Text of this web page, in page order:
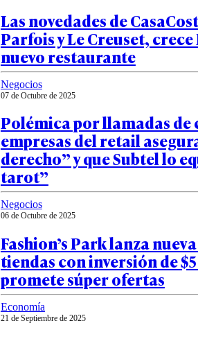
Las novedades de
Parfois y Le Creuset, crece
nuevo restaurante
Negocios
07 de Octubre de 2025
Polémica por llamadas de
empresas del retail
derecho” y que Subtel lo
tarot”
Negocios
06 de Octubre de 2025
Fashion’s Park lanza
tiendas con inversión de
promete súper ofertas
Economía
21 de Septiembre de 2025